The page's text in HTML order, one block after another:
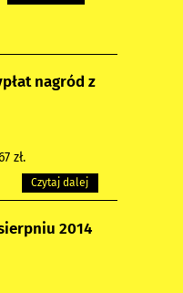
nagród z
zł.
Czytaj dalej
2014